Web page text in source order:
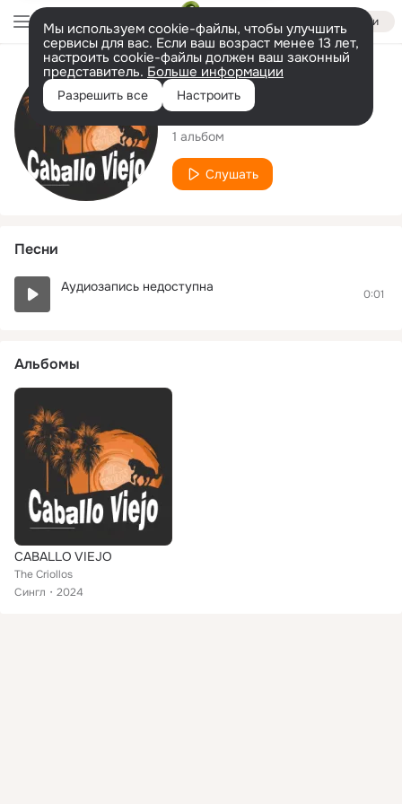
Войти
Мы используем cookie-файлы, чтобы улучшить
сервисы для вас. Если ваш возраст менее 13 лет,
настроить cookie-файлы должен ваш законный
представитель. Больше информации
Разрешить все Настроить
Исполнитель
The Criollos
1 альбом
Слушать
Песни
Аудиозапись недоступна 0:01
Альбомы
CABALLO VIEJO
The Criollos
Сингл
2024